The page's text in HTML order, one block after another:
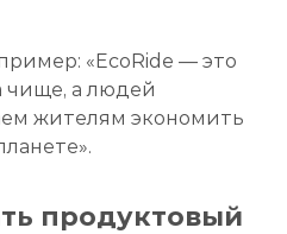
«EcoRide — это
чище, а людей
жителям экономить
продуктовый